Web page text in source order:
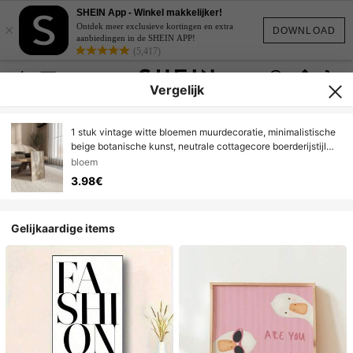
DOWNLOAD
×
SHEIN App - Winkel makkelijker!
Ontdek meer exclusieve kortingen en extra
aanbiedingen in de SHEIN APP!
(5,417)
Vergelijk
1 stuk vintage witte bloemen muurdecoratie, minimalistische
beige botanische kunst, neutrale cottagecore boerderijstijl
botanische poster voor aan de muur, zonder lijst
bloem
3.98€
Gelijkaardige items